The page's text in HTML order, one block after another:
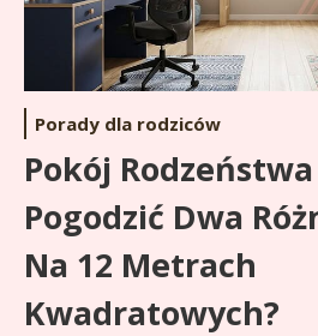
Porady dla rodziców
Pokój Rodzeństwa
Pogodzić Dwa
Na 12 Metrach
Kwadratowych?